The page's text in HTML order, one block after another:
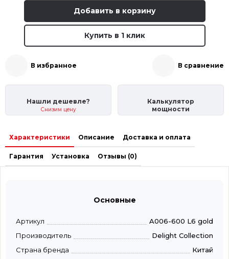
Добавить в корзину
Купить в 1 клик
В избранное В сравнение
Нашли дешевле?
Снизим цену
Калькулятор
мощности
Характеристики Описание Доставка и оплата
Гарантия Установка Отзывы (0)
Основные
Артикул
A006-600 L6 gold
Производитель
Delight Collection
Страна бренда
Китай